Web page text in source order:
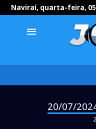
Naviraí, quarta-feira, 05
menu
20/07/